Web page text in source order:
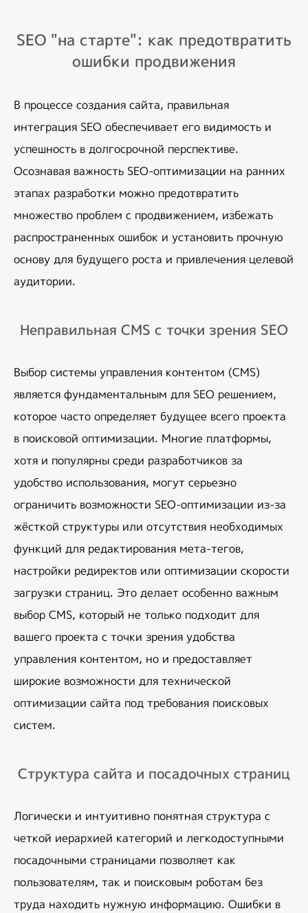
SEO "на старте": как предотвратить
ошибки продвижения
В процессе создания сайта, правильная
интеграция SEO обеспечивает его видимость и
успешность в долгосрочной перспективе.
Осознавая важность SEO-оптимизации на ранних
этапах разработки можно предотвратить
множество проблем с продвижением, избежать
распространенных ошибок и установить прочную
основу для будущего роста и привлечения целевой
аудитории.
Неправильная CMS с точки зрения SEO
Выбор системы управления контентом (CMS)
является фундаментальным для SEO решением,
которое часто определяет будущее всего проекта
в поисковой оптимизации. Многие платформы,
хотя и популярны среди разработчиков за
удобство использования, могут серьезно
ограничить возможности SEO-оптимизации из-за
жёсткой структуры или отсутствия необходимых
функций для редактирования мета-тегов,
настройки редиректов или оптимизации скорости
загрузки страниц. Это делает особенно важным
выбор CMS, который не только подходит для
вашего проекта с точки зрения удобства
управления контентом, но и предоставляет
широкие возможности для технической
оптимизации сайта под требования поисковых
систем.
Структура сайта и посадочных страниц
Логически и интуитивно понятная структура с
четкой иерархией категорий и легкодоступными
посадочными страницами позволяет как
пользователям, так и поисковым роботам без
труда находить нужную информацию. Ошибки в